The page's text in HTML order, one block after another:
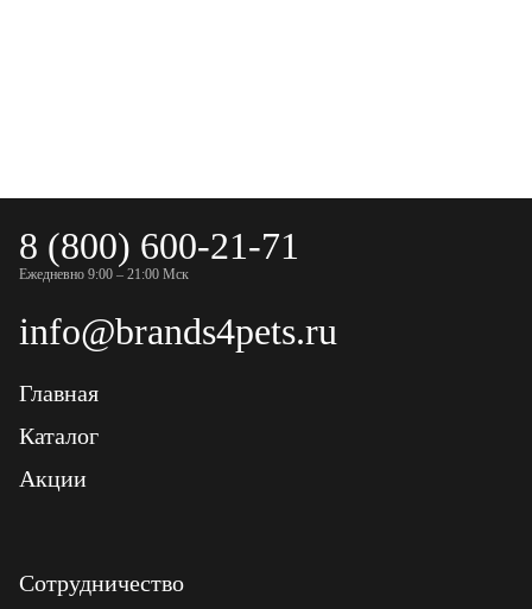
8 (800) 600-21-71
Ежедневно 9:00 – 21:00 Мск
info@brands4pets.ru
Главная
Каталог
Акции
Сотрудничество